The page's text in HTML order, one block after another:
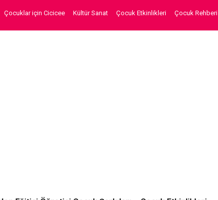
Çocuklar için Cicicee Kültür Sanat Çocuk Etkinlikleri Çocuk Rehberi